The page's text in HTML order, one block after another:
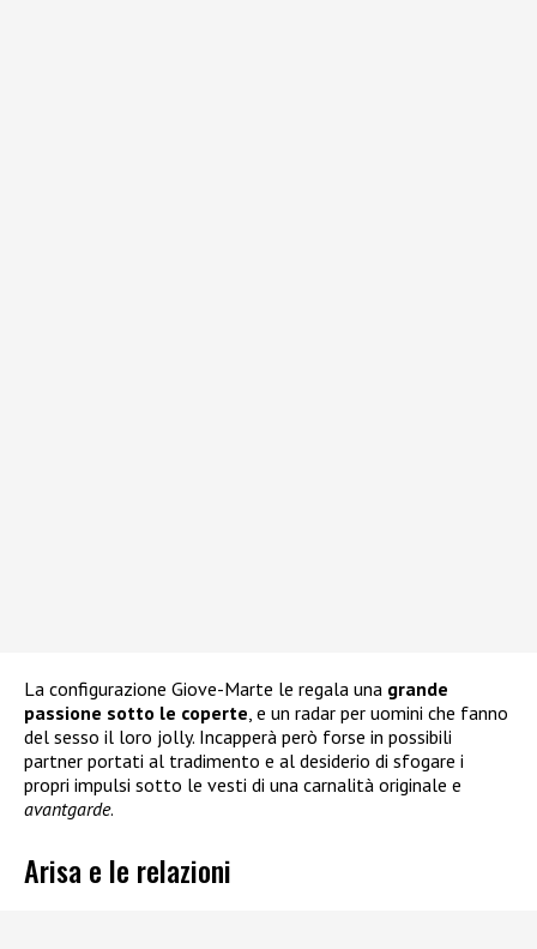
La configurazione Giove-Marte le regala una grande
passione sotto le coperte, e un radar per uomini che fanno
del sesso il loro jolly. Incapperà però forse in possibili
partner portati al tradimento e al desiderio di sfogare i
propri impulsi sotto le vesti di una carnalità originale e
avantgarde.
Arisa e le relazioni